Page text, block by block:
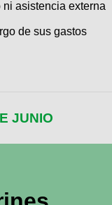
asistencia externa
de sus gastos
JUNIO